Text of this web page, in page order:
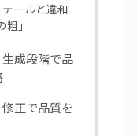
ールと違和
」
成段階で品
修正で品質を